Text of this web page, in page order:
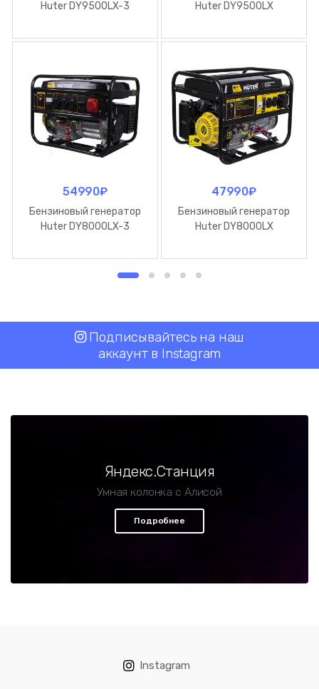
Huter DY9500LX-3 Huter DY9500LX
54990₽
Бензиновый генератор
Huter DY8000LX-3
47990₽
Бензиновый генератор
Huter DY8000LX
Подписывайтесь на наш
аккаунт в Instagram
Яндекс.Станция
Умная колонка с Алисой
Подробнее
Instagram